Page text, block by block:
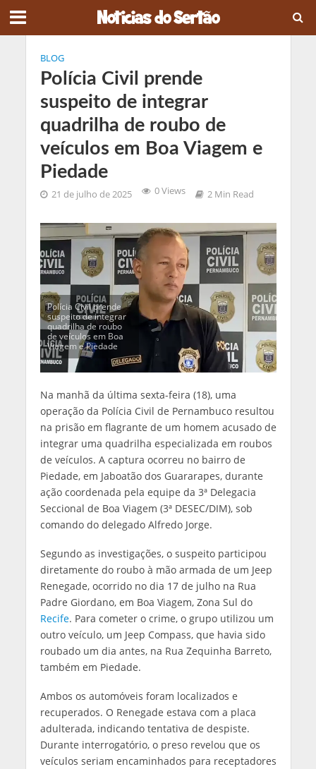
BLOG
Polícia Civil prende
suspeito de integrar
quadrilha de roubo de
veículos em Boa Viagem e
Piedade
21 de julho de 2025 0 Views 2 Min Read
Polícia Civil prende
suspeito de integrar
quadrilha de roubo
de veículos em Boa
Viagem e Piedade
Na manhã da última sexta-feira (18), uma
operação da Polícia Civil de Pernambuco resultou
na prisão em flagrante de um homem acusado de
integrar uma quadrilha especializada em roubos
de veículos. A captura ocorreu no bairro de
Piedade, em Jaboatão dos Guararapes, durante
ação coordenada pela equipe da 3ª Delegacia
Seccional de Boa Viagem (3ª DESEC/DIM), sob
comando do delegado Alfredo Jorge.
Segundo as investigações, o suspeito participou
diretamente do roubo à mão armada de um Jeep
Renegade, ocorrido no dia 17 de julho na Rua
Padre Giordano, em Boa Viagem, Zona Sul do
Recife. Para cometer o crime, o grupo utilizou um
outro veículo, um Jeep Compass, que havia sido
roubado um dia antes, na Rua Zequinha Barreto,
também em Piedade.
Ambos os automóveis foram localizados e
recuperados. O Renegade estava com a placa
adulterada, indicando tentativa de despiste.
Durante interrogatório, o preso revelou que os
veículos seriam encaminhados para receptadores